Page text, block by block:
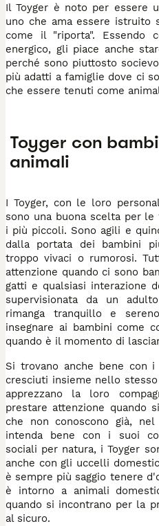
Il Toyger è noto per essere
uno che ama essere istruito
come il "riporta". Essendo
energico, gli piace anche
perché sono piuttosto
più adatti a famiglie dove ci
che essere tenuti come
Toyger con
animali
I Toyger, con le loro
sono una buona scelta per
i più piccoli. Sono agili e
dalla portata dei bambini
troppo vivaci o rumorosi.
attenzione quando ci sono
gatti e qualsiasi interazione
supervisionata da un
rimanga tranquillo e
insegnare ai bambini come
quando è il momento di
Si trovano anche bene con
cresciuti insieme nello
apprezzano la loro
prestare attenzione quando
che non conoscono già,
intenda bene con i suoi
sociali per natura, i Toyger
anche con gli uccelli
è sempre più saggio tenere
è intorno a animali
quando si incontrano per la
al sicuro.